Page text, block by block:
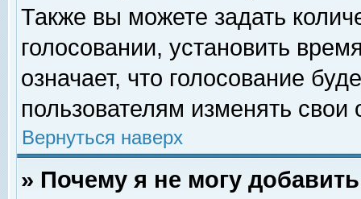
Также вы можете задать
голосовании, установить
означает, что голосование
пользователям изменять свои
Вернуться наверх
» Почему я не могу